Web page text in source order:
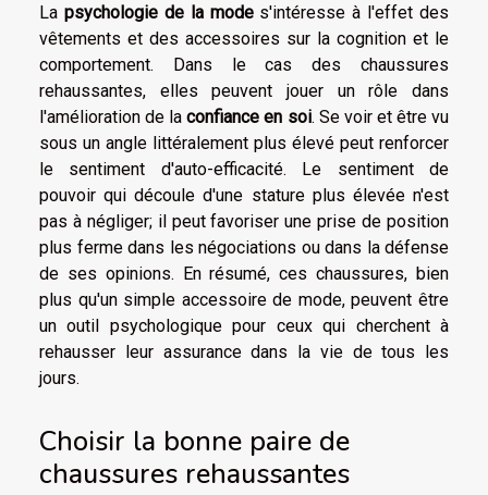
La psychologie de la modes'intéresse à l'effet des
vêtements et des accessoires sur la cognition et le
comportement. Dans le cas des chaussures
rehaussantes, elles peuvent jouer un rôle dans
l'amélioration de laconfiance en soi. Se voir et être vu
sous un angle littéralement plus élevé peut renforcer
le sentiment d'auto-efficacité. Le sentiment de
pouvoir qui découle d'une stature plus élevée n'est
pas à négliger; il peut favoriser une prise de position
plus ferme dans les négociations ou dans la défense
de ses opinions. En résumé, ces chaussures, bien
plus qu'un simple accessoire de mode, peuvent être
un outil psychologique pour ceux qui cherchent à
rehausser leur assurance dans la vie de tous les
jours.
Choisir la bonne paire de
chaussures rehaussantes